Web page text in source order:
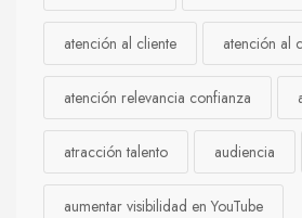
atención al cliente atención al
atención relevancia confianza
atracción talento audiencia
aumentar visibilidad en YouTube